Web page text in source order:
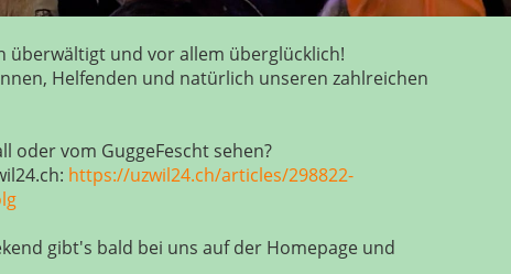
überwältigt und vor allem überglücklich!
Helfenden und natürlich unseren zahlreichen
oder vom GuggeFescht sehen?
https://uzwil24.ch/articles/298822-
gibt's bald bei uns auf der Homepage und